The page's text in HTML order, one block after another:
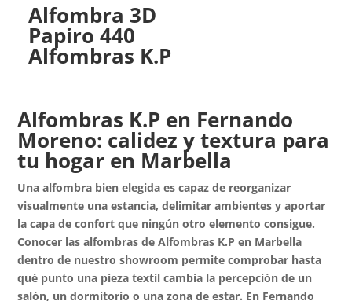
Alfombra 3D
Papiro 440
Alfombras K.P
Alfombras K.P en Fernando
Moreno: calidez y textura para
tu hogar en Marbella
Una alfombra bien elegida es capaz de reorganizar
visualmente una estancia, delimitar ambientes y aportar
la capa de confort que ningún otro elemento consigue.
Conocer las alfombras de Alfombras K.P en Marbella
dentro de nuestro showroom permite comprobar hasta
qué punto una pieza textil cambia la percepción de un
salón, un dormitorio o una zona de estar. En Fernando